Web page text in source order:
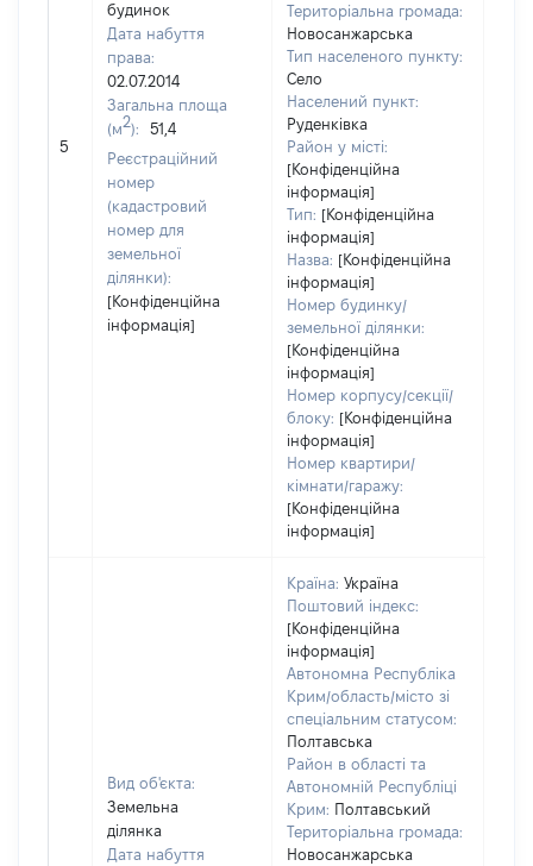
5
будинок
Дата набуття
права:
02.07.2014
Загальна площа
(м2):
51,4
Реєстраційний
номер
(кадастровий
номер для
земельної
ділянки):
[Конфіденційна
інформація]
Територіальна громада:
Новосанжарська
Тип населеного пункту:
Село
Населений пункт:
Руденківка
Район у місті:
[Конфіденційна
інформація]
Тип: [Конфіденційна
інформація]
Назва: [Конфіденційна
інформація]
Номер будинку/
земельної ділянки:
[Конфіденційна
інформація]
Номер корпусу/секції/
блоку: [Конфіденційна
інформація]
Номер квартири/
кімнати/гаражу:
[Конфіденційна
інформація]
Вид об'єкта:
Земельна
ділянка
Дата набуття
Країна: Україна
Поштовий індекс:
[Конфіденційна
інформація]
Автономна Республіка
Крим/область/місто зі
спеціальним статусом:
Полтавська
Район в області та
Автономній Республіці
Крим: Полтавський
Територіальна громада:
Новосанжарська